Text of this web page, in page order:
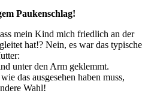
Paukenschlag!
mein Kind mich friedlich an der
hat!? Nein, es war das typische
unter den Arm geklemmt.
das ausgesehen haben muss,
Wahl!